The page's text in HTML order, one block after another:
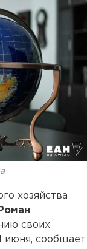
хозяйства
Роман
своих
июня, сообщает